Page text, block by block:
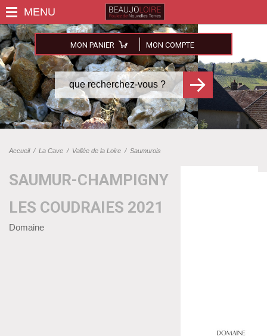
MON PANIER MON COMPTE
Accueil/ La Cave / Vallée de la Loire / Saumurois
SAUMUR-CHAMPIGNY
LES COUDRAIES 2021
Domaine